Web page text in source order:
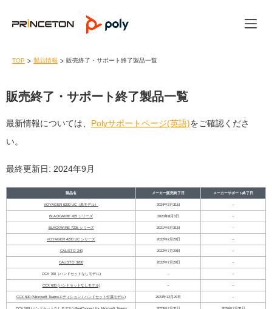
TOP 製品情報 販売終了・サポート終了製品一覧
販売終了・サポート終了製品一覧
最新情報については、 Polyサポートページ(英語)をご確認くださ
い。
最終更新日: 2024年9月
製品名 メーカー販売終了日 メーカーサポート終了日
VOYAGER 6200 UC（黒モデル） 2024年3月31日 －
BLACKWIRE 435 シリーズ 2020年8月3日 －
BLACKWIRE 7225 シリーズ 2021年8月31日 －
VOYAGER 4200 UC シリーズ 2022年2月28日 －
CALISTO 240 2022年7月29日 －
CALISTO 3200 2022年7月29日 －
CCX 700（ハンドセットなしモデル) － －
CCX 600 (ハンドセットなしモデル) － －
CCX 500 (Microsoft Teamsエディション / ハンドセット付属モデル) 2023年12月29日 －